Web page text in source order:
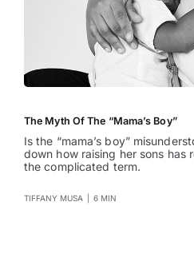
The Myth Of The “Mama’s Boy”
Is the “mama’s boy”
down how raising her sons has
the complicated term.
TIFFANY MUSA 6 MIN